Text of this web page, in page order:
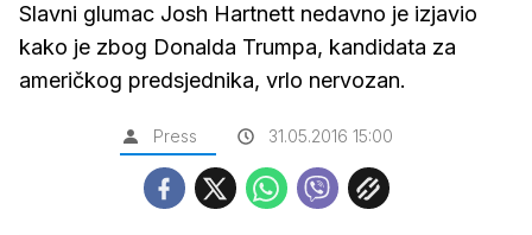
Slavni glumac Josh Hartnett nedavno je izjavio
kako je zbog Donalda Trumpa, kandidata za
američkog predsjednika, vrlo nervozan.
Press 31.05.2016 15:00